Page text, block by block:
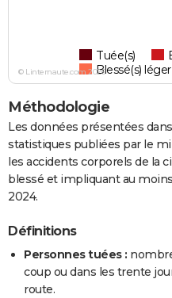
Tuée(s)
Blessé(s)
© Linternaute.com 2026
Méthodologie
Les données présentées
statistiques publiées par le
les accidents corporels de la
blessé et impliquant au
2024.
Définitions
Personnes tuées :
coup ou dans les trente
route.